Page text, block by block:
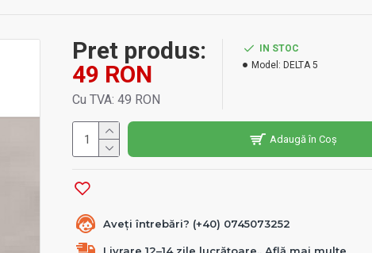
Pret produs:
49 RON
Cu TVA: 49 RON
IN STOC
Model: DELTA 5
Adaugă în Coș
Aveți întrebări? (+40) 0745073252
Livrare 12–14 zile lucrătoare.. Află mai multe